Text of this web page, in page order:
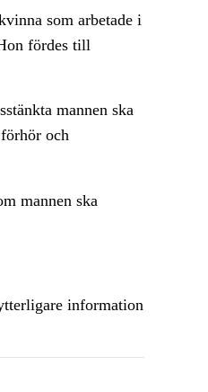
som arbetade i
fördes till
mannen ska
och
mannen ska
information